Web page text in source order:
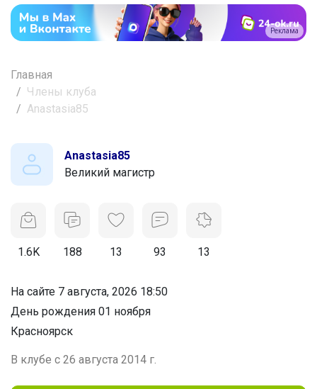
Реклама
Главная
Члены клуба
Anastasia85
Anastasia85
Великий магистр
1.6K 188 13 93 13
На сайте 7 августа, 2026 18:50
День рождения 01 ноября
Красноярск
В клубе с 26 августа 2014 г.